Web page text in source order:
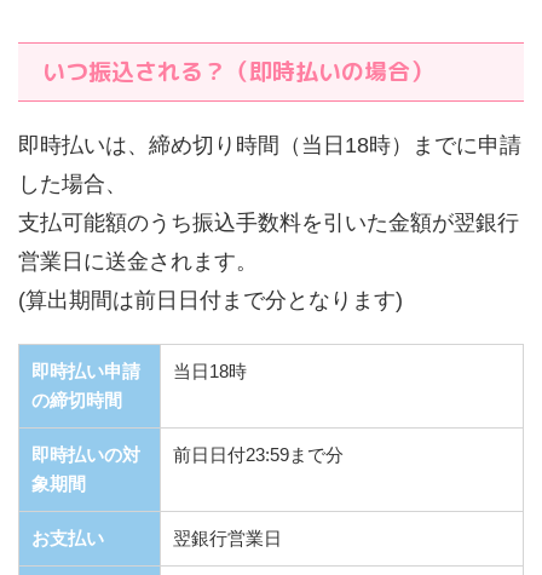
いつ振込される？（即時払いの場合）
即時払いは、締め切り時間（当日18時）までに申請
した場合、
支払可能額のうち振込手数料を引いた金額が翌銀行
営業日に送金されます。
(算出期間は前日日付まで分となります)
即時払い申請
の締切時間
当日18時
即時払いの対
象期間
前日日付23:59まで分
お支払い 翌銀行営業日